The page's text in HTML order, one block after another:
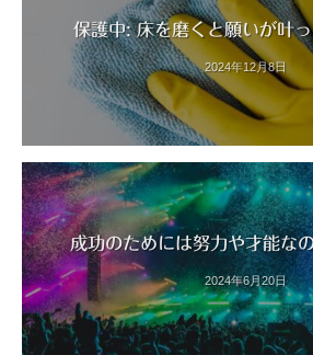
保護中: 床を磨くと願いが叶
2024年12月8日
成功のためには努力や才能な
2024年6月20日